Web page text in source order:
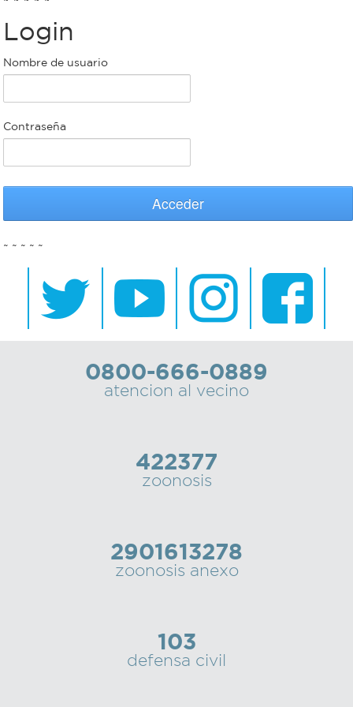
Bromatología
Rentas
Municipal
bondi
Recorrido
colectivos
Recarga
Personal
municipal
Login
Nombre de usuario
Contraseña
Acceder
~ ~ ~ ~ ~
0800-666-0889
atencion al vecino
422377
zoonosis
2901613278
zoonosis anexo
103
defensa civil